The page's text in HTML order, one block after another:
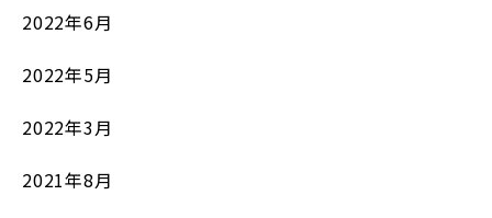
2022年6月
2022年5月
2022年3月
2021年8月